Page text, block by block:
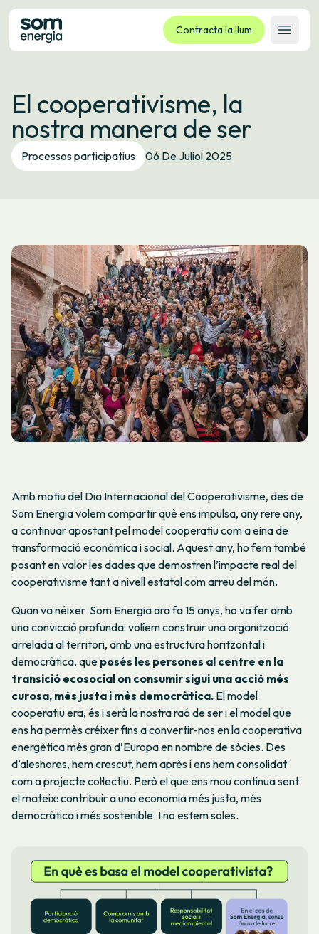
Contracta la llum
Obrir
Tarifes
Serveis
Empreses
La cooperativa
Idioma: ES CA GL EU
El cooperativisme, la
nostra manera de ser
Processos participatius 06 De Juliol 2025
Amb motiu del Dia Internacional del Cooperativisme, des de
Som Energia volem compartir què ens impulsa, any rere any,
a continuar apostant pel model cooperatiu com a eina de
transformació econòmica i social. Aquest any, ho fem també
posant en valor les dades que demostren l’impacte real del
cooperativisme tant a nivell estatal com arreu del món.
Quan va néixer Som Energia ara fa 15 anys, ho va fer amb
una convicció profunda: volíem construir una organització
arrelada al territori, amb una estructura horitzontal i
democràtica, que posés les persones al centre en la
transició ecosocial on consumir sigui una acció més
curosa, més justa i més democràtica. El model
cooperatiu era, és i serà la nostra raó de ser i el model que
ens ha permès créixer fins a convertir-nos en la cooperativa
energètica més gran d’Europa en nombre de sòcies. Des
d’aleshores, hem crescut, hem après i ens hem consolidat
com a projecte col·lectiu. Però el que ens mou continua sent
el mateix: contribuir a una economia més justa, més
democràtica i més sostenible. I no estem soles.